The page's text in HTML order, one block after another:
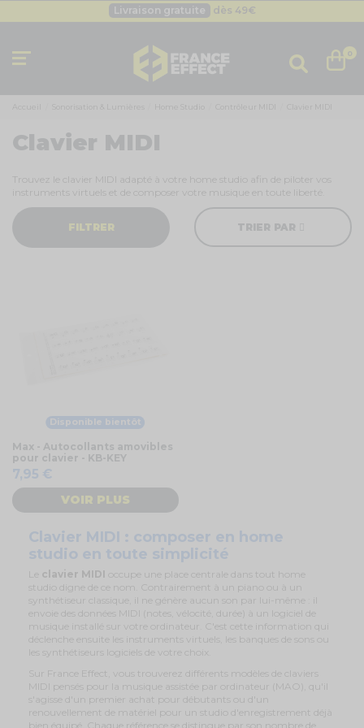
Livraison gratuite dès 49€
Livraison gratuite dès 49 0
Accueil Sonorisation & Lumières Home Studio Contrôleur MIDI
Clavier MIDI
Trouvez le clavier MIDI adapté à votre home studio afin de piloter vos
instruments virtuels et de composer votre musique en toute liberté.
FILTRER TRIER PAR
Disponible bientôt
Max - Autocollants amovibles
pour clavier - KB-KEY
7,95 €
VOIR PLUS
Clavier MIDI : composer en home
studio en toute simplicité
Le clavier MIDI
occupe une place centrale dans tout home
studio digne de ce nom. Contrairement à un piano ou à un
synthétiseur classique, il ne génère aucun son par lui-même : il
envoie des données MIDI (notes, vélocité, durée) à un logiciel de
musique installé sur votre ordinateur. C'est cette information qui
déclenche ensuite les instruments virtuels, les banques de sons ou
les synthétiseurs logiciels de votre choix.
Sur France Effect, vous trouverez différents modèles de claviers
MIDI pensés pour la musique assistée par ordinateur (MAO), qu'il
s'agisse d'un premier achat pour débutants ou d'un
renouvellement de matériel pour un studio d'enregistrement déjà
bien équipé. Chaque référence se distingue par son nombre de